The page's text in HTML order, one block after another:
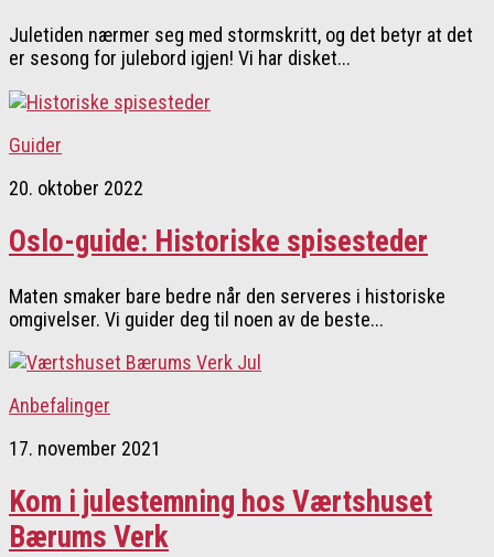
Juletiden nærmer seg med stormskritt, og det betyr at det
er sesong for julebord igjen! Vi har disket...
Guider
20. oktober 2022
Oslo-guide: Historiske spisesteder
Maten smaker bare bedre når den serveres i historiske
omgivelser. Vi guider deg til noen av de beste...
Anbefalinger
17. november 2021
Kom i julestemning hos Værtshuset
Bærums Verk